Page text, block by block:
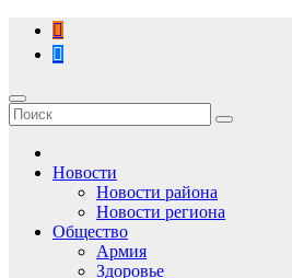
Перейти
содержимому
Новости
Новости района
Новости региона
Общество
Армия
Здоровье